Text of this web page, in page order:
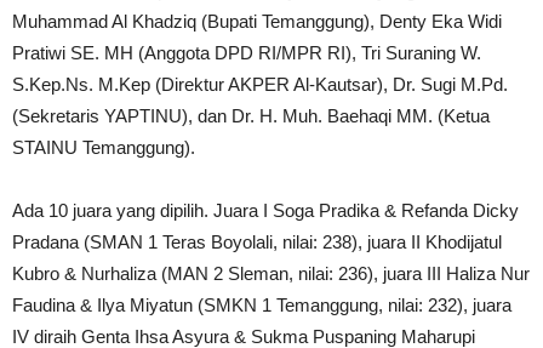
Muhammad Al Khadziq (Bupati Temanggung), Denty Eka Widi
Pratiwi SE. MH (Anggota DPD RI/MPR RI), Tri Suraning W.
S.Kep.Ns. M.Kep (Direktur AKPER Al-Kautsar), Dr. Sugi M.Pd.
(Sekretaris YAPTINU), dan Dr. H. Muh. Baehaqi MM. (Ketua
STAINU Temanggung).
Ada 10 juara yang dipilih. Juara I Soga Pradika & Refanda Dicky
Pradana (SMAN 1 Teras Boyolali, nilai: 238), juara II Khodijatul
Kubro & Nurhaliza (MAN 2 Sleman, nilai: 236), juara III Haliza Nur
Faudina & Ilya Miyatun (SMKN 1 Temanggung, nilai: 232), juara
IV diraih Genta Ihsa Asyura & Sukma Puspaning Maharupi